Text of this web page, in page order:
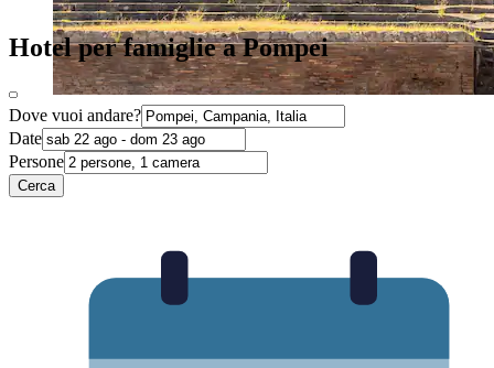
Hotel per famiglie a Pompei
Dove vuoi andare?
Date
Persone
Cerca